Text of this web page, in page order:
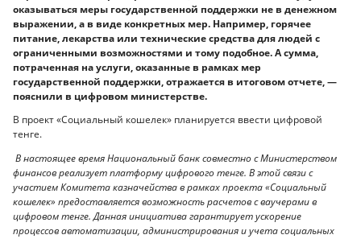
оказываться меры государственной поддержки не в денежном
выражении, а в виде конкретных мер. Например, горячее
питание, лекарства или технические средства для людей с
ограниченными возможностями и тому подобное. А сумма,
потраченная на услуги, оказанные в рамках мер
государственной поддержки, отражается в итоговом отчете, —
пояснили в цифровом министерстве.
В проект «Социальный кошелек» планируется ввести цифровой
тенге.
В настоящее время Национальный банк совместно с Министерством
финансов реализует платформу цифрового тенге. В этой связи с
участием Комитета казначейства в рамках проекта «Социальный
кошелек» предоставляется возможность расчетов с ваучерами в
цифровом тенге. Данная инициатива гарантирует ускорение
процессов автоматизации, администрирования и учета социальных